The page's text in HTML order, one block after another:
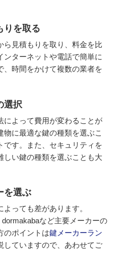
りを取る
ら見積もりを取り、料金を比
ンターネットや電話で簡単に
、時間をかけて複数の業者を
選択
によって費用が変わることが
に最適な鍵の種類を選ぶこ
です。また、セキュリティを
しい鍵の種類を選ぶことも大
を選ぶ
っても差があります。
など主要メーカーの
のポイントは鍵メーカーラン
していますので、あわせてご